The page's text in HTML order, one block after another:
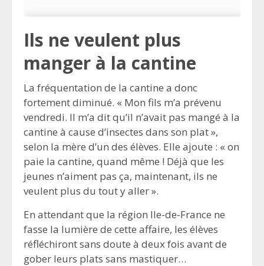
Ils ne veulent plus
manger à la cantine
La fréquentation de la cantine a donc
fortement diminué. « Mon fils m’a prévenu
vendredi. Il m’a dit qu’il n’avait pas mangé à la
cantine à cause d’insectes dans son plat »,
selon la mère d’un des élèves. Elle ajoute : « on
paie la cantine, quand même ! Déjà que les
jeunes n’aiment pas ça, maintenant, ils ne
veulent plus du tout y aller ».
En attendant que la région Ile-de-France ne
fasse la lumière de cette affaire, les élèves
réfléchiront sans doute à deux fois avant de
gober leurs plats sans mastiquer…